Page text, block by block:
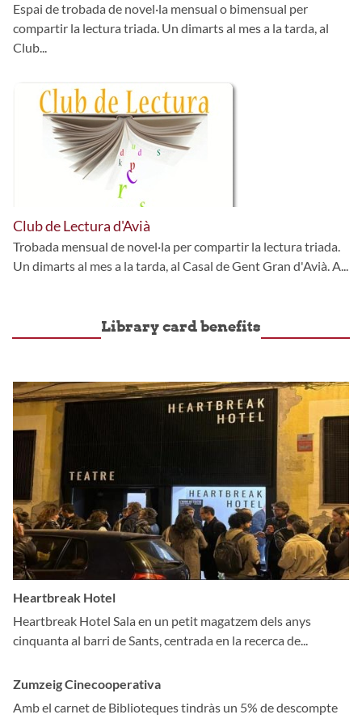
Espai de trobada de novel·la mensual o bimensual per
compartir la lectura triada. Un dimarts al mes a la tarda, al
Club...
Club de Lectura d'Avià
Trobada mensual de novel·la per compartir la lectura triada.
Un dimarts al mes a la tarda, al Casal de Gent Gran d'Avià. A...
Library card benefits
Heartbreak Hotel
Heartbreak Hotel Sala en un petit magatzem dels anys
cinquanta al barri de Sants, centrada en la recerca de...
Zumzeig Cinecooperativa
Amb el carnet de Biblioteques tindràs un 5% de descompte